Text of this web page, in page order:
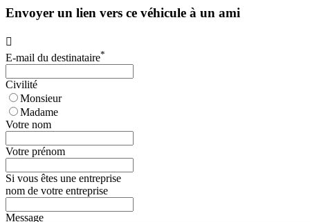
Envoyer un lien vers ce véhicule à un ami

E-mail du destinataire*
Civilité
Monsieur
Madame
Votre nom
Votre prénom
Si vous êtes une entreprise
nom de votre entreprise
Message